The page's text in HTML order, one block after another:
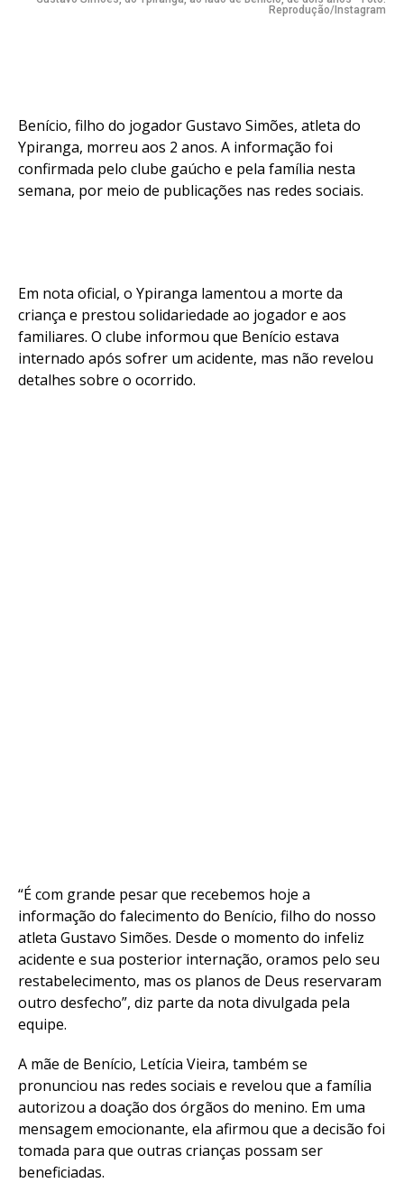
Reprodução/Instagram
Benício, filho do jogador Gustavo Simões, atleta do
Ypiranga, morreu aos 2 anos. A informação foi
confirmada pelo clube gaúcho e pela família nesta
semana, por meio de publicações nas redes sociais.
Em nota oficial, o Ypiranga lamentou a morte da
criança e prestou solidariedade ao jogador e aos
familiares. O clube informou que Benício estava
internado após sofrer um acidente, mas não revelou
detalhes sobre o ocorrido.
“É com grande pesar que recebemos hoje a
informação do falecimento do Benício, filho do nosso
atleta Gustavo Simões. Desde o momento do infeliz
acidente e sua posterior internação, oramos pelo seu
restabelecimento, mas os planos de Deus reservaram
outro desfecho”, diz parte da nota divulgada pela
equipe.
A mãe de Benício, Letícia Vieira, também se
pronunciou nas redes sociais e revelou que a família
autorizou a doação dos órgãos do menino. Em uma
mensagem emocionante, ela afirmou que a decisão foi
tomada para que outras crianças possam ser
beneficiadas.